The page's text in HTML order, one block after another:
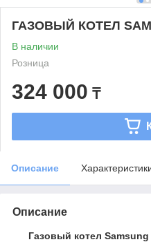
ГАЗОВЫЙ КОТЕЛ
В наличии
Розница
324 000 ₸
Описание
Описание
Газовый котел